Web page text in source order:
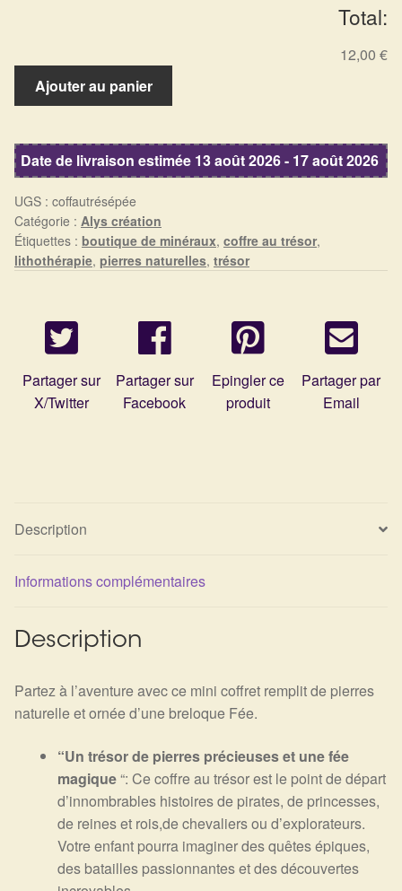
Détails du compte
Commandes
Total:
12,00 €
quantité
au
trésor
Ajouter au panier
Date de livraison estimée 13 août 2026 - 17 août 2026
UGS : coffautrésépée
Catégorie : Alys création
Étiquettes : boutique de minéraux, coffre au trésor,
lithothérapie, pierres naturelles, trésor
Partager sur
X/Twitter
Partager sur
Facebook
Epingler ce
produit
Partager par
Email
Description
Informations complémentaires
Description
Partez à l’aventure avec ce mini coffret remplit de pierres
naturelle et ornée d’une breloque Fée.
“Un trésor de pierres précieuses et une fée
magique“: Ce coffre au trésor est le point de départ
d’innombrables histoires de pirates, de princesses,
de reines et rois,de chevaliers ou d’explorateurs.
Votre enfant pourra imaginer des quêtes épiques,
des batailles passionnantes et des découvertes